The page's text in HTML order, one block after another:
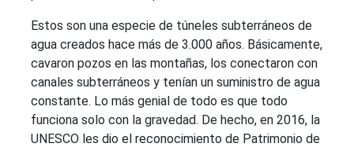
Estos son una especie de túneles subterráneos de
agua creados hace más de 3.000 años. Básicamente,
cavaron pozos en las montañas, los conectaron con
canales subterráneos y tenían un suministro de agua
constante. Lo más genial de todo es que todo
funciona solo con la gravedad. De hecho, en 2016, la
UNESCO les dio el reconocimiento de Patrimonio de